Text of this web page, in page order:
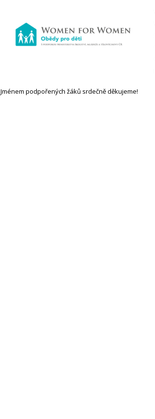
Jménem podpořených žáků srdečně děkujeme!